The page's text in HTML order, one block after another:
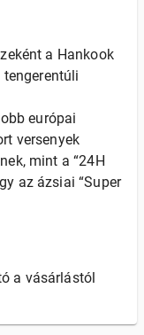
a Hankook
európai
versenyek
mint a “24H
az ázsiai “Super
a vásárlástól